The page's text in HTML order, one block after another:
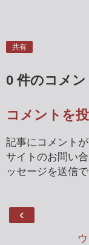
共有
0 件のコメン
コメントを
記事にコメント
サイトのお問い
ッセージを送信で
‹